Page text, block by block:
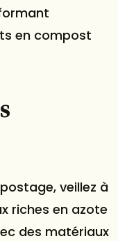
en compost
veillez à
riches en azote
des matériaux